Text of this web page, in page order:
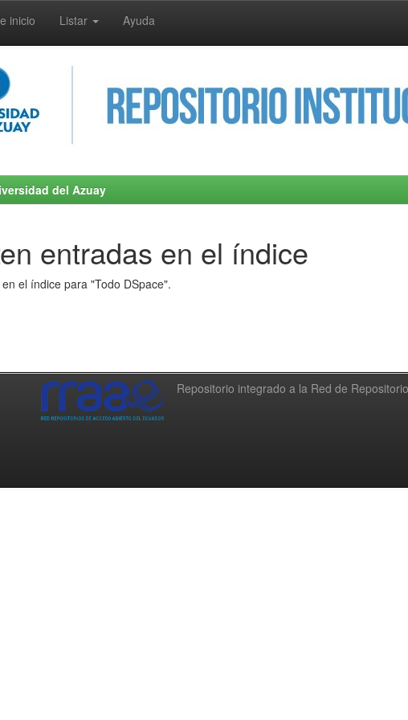
inicio Listar Ayuda
del Azuay
entradas en el índice
el índice para "Todo DSpace".
Repositorio integrado a la Red de